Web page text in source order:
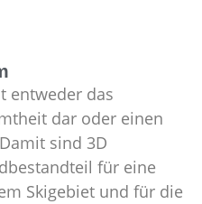
entweder das
dar oder einen
sind 3D
für eine
Skigebiet und für die